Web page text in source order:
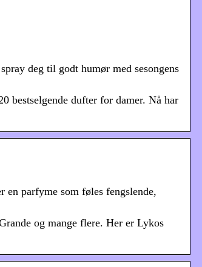
deg til godt humør med sesongens
bestselgende dufter for damer. Nå har
parfyme som føles fengslende,
og mange flere. Her er Lykos